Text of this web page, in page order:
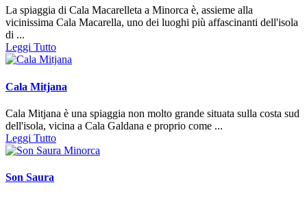
La spiaggia di Cala Macarelleta a Minorca è, assieme alla
vicinissima Cala Macarella, uno dei luoghi più affascinanti dell'isola
di ...
Leggi Tutto
Cala Mitjana
Cala Mitjana è una spiaggia non molto grande situata sulla costa sud
dell'isola, vicina a Cala Galdana e proprio come ...
Leggi Tutto
Son Saura